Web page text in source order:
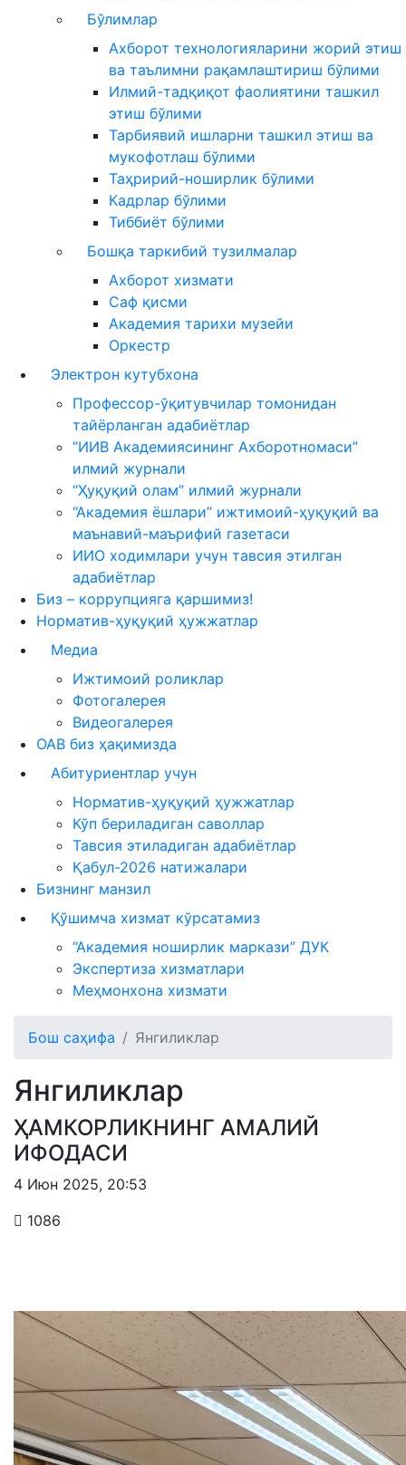
Бўлимлар
Ахборот технологияларини жорий этиш
ва таълимни рақамлаштириш бўлими
Илмий-тадқиқот фаолиятини ташкил
этиш бўлими
Тарбиявий ишларни ташкил этиш ва
мукофотлаш бўлими
Таҳририй-ноширлик бўлими
Кадрлар бўлими
Тиббиёт бўлими
Бошқа таркибий тузилмалар
Ахборот хизмати
Саф қисми
Академия тарихи музейи
Оркестр
Электрон кутубхона
Профессор-ўқитувчилар томонидан
тайёрланган адабиётлар
“ИИВ Академиясининг Ахборотномаси”
илмий журнали
“Ҳуқуқий олам” илмий журнали
“Академия ёшлари” ижтимоий-ҳуқуқий ва
маънавий-маърифий газетаси
ИИО ходимлари учун тавсия этилган
адабиётлар
Биз – коррупцияга қаршимиз!
Норматив-ҳуқуқий ҳужжатлар
Медиа
Ижтимоий роликлар
Фотогалерея
Видеогалерея
ОАВ биз ҳақимизда
Абитуриентлар учун
Норматив-ҳуқуқий ҳужжатлар
Кўп бериладиган саволлар
Тавсия этиладиган адабиётлар
Қабул-2026 натижалари
Бизнинг манзил
Қўшимча хизмат кўрсатамиз
“Академия ноширлик маркази” ДУК
Экспертиза хизматлари
Меҳмонхона хизмати
Бош саҳифа Янгиликлар
Янгиликлар
ҲАМКОРЛИКНИНГ АМАЛИЙ
ИФОДАСИ
4 Июн 2025, 20:53
1086